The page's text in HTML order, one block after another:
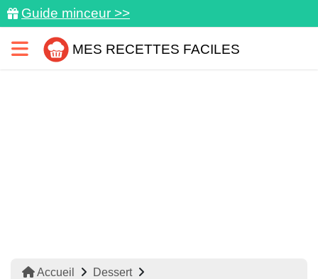
Guide minceur >>
MES RECETTES FACILES
Accueil
Dessert